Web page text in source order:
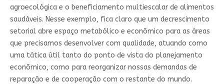
agroecológica e o beneficiamento multiescalar de alimentos
saudáveis. Nesse exemplo, fica claro que um decrescimento
setorial abre espaço metabólico e econômico para as áreas
que precisamos desenvolver com qualidade, atuando como
uma tática útil tanto do ponto de vista do planejamento
econômico, como para reorganizar nossas demandas de
reparação e de cooperação com o restante do mundo.